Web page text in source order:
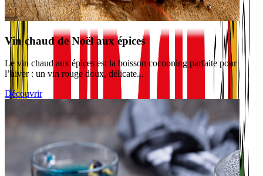
Vin chaud de Noël aux épices
Le vin chaud aux épices est la boisson cocooning parfaite pour
l’hiver : un vin rouge doux, délicate...
Découvrir